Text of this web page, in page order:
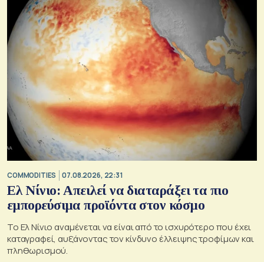
COMMODITIES 07.08.2026, 22:31
Ελ Νίνιο: Απειλεί να διαταράξει τα πιο
εμπορεύσιμα προϊόντα στον κόσμο
Το Ελ Νίνιο αναμένεται να είναι από το ισχυρότερο που έχει
καταγραφεί, αυξάνοντας τον κίνδυνο έλλειψης τροφίμων και
πληθωρισμού.